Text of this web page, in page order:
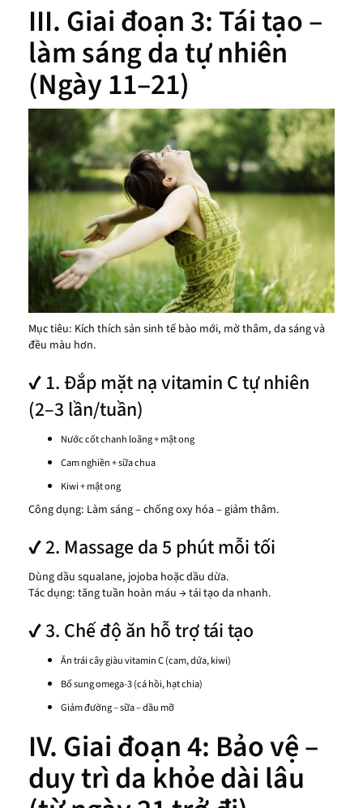
III. Giai đoạn 3: Tái tạo –
làm sáng da tự nhiên
(Ngày 11–21)
Mục tiêu: Kích thích sản sinh tế bào mới, mờ thâm, da sáng và
đều màu hơn.
✔ 1. Đắp mặt nạ vitamin C tự nhiên
(2–3 lần/tuần)
Nước cốt chanh loãng + mật ong
Cam nghiền + sữa chua
Kiwi + mật ong
Công dụng: Làm sáng – chống oxy hóa – giảm thâm.
✔ 2. Massage da 5 phút mỗi tối
Dùng dầu squalane, jojoba hoặc dầu dừa.
Tác dụng: tăng tuần hoàn máu → tái tạo da nhanh.
✔ 3. Chế độ ăn hỗ trợ tái tạo
Ăn trái cây giàu vitamin C (cam, dứa, kiwi)
Bổ sung omega-3 (cá hồi, hạt chia)
Giảm đường – sữa – dầu mỡ
IV. Giai đoạn 4: Bảo vệ –
duy trì da khỏe dài lâu